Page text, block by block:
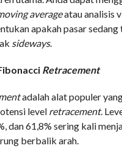
averageatau analisis
apakah pasar sedang
sideways.
Retracement
adalah alat populer
level retracement.
dan 61,8% sering kali
berbalik arah.